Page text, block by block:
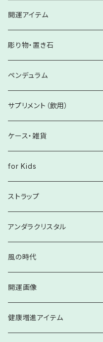
自分軸を整える
【Krehaオリジナル】金運・繁栄
【Krehaオリジナル】健康
その他
シルバー925
Happy Oracle Stone Card 関連
六角柱
さざれ石
開運アイテム
彫り物・置き石
ペンデュラム
サプリメント（飲用）
ケース・雑貨
癒し雑貨
ぬいぐるみ
文具
お皿・プレート
家具・生活雑貨
for Kids
お子様向け
ペア・大人向け
ストラップ
アンダラクリスタル
風の時代
ブレスレット
開運画像
健康増進アイテム